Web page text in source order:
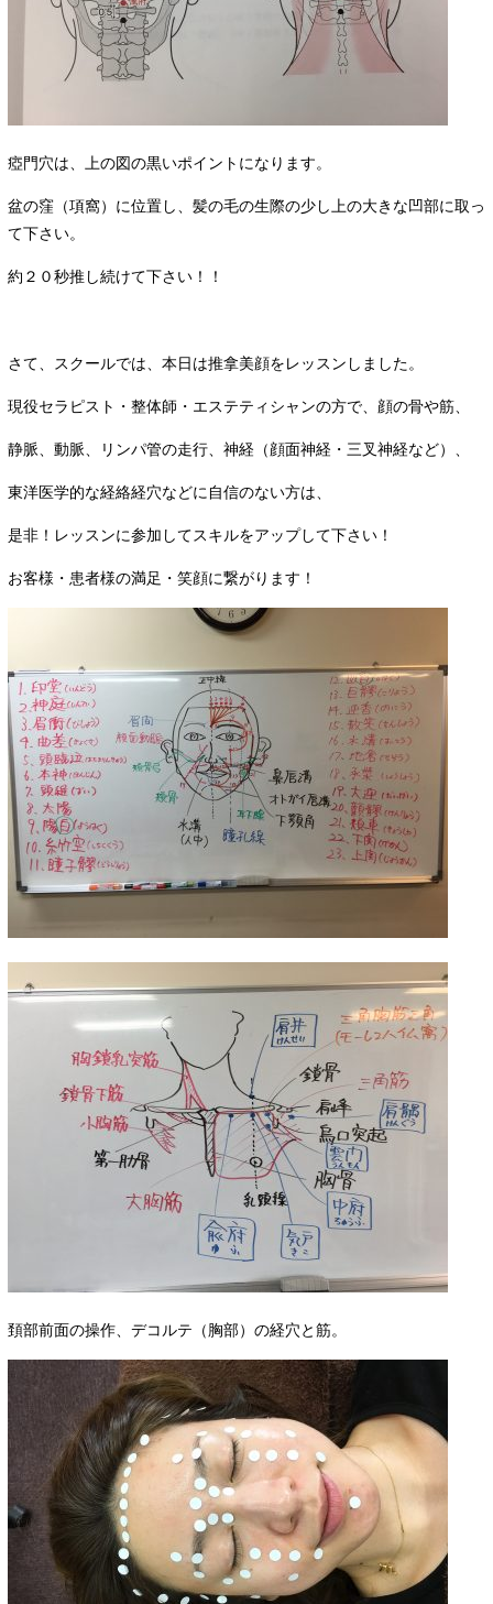
瘂門穴は、上の図の黒いポイントになります。
盆の窪（項窩）に位置し、髪の毛の生際の少し上の大きな凹部に取っ
て下さい。
約２０秒推し続けて下さい！！
さて、スクールでは、本日は推拿美顔をレッスンしました。
現役セラピスト・整体師・エステティシャンの方で、顔の骨や筋、
静脈、動脈、リンパ管の走行、神経（顔面神経・三叉神経など）、
東洋医学的な経絡経穴などに自信のない方は、
是非！レッスンに参加してスキルをアップして下さい！
お客様・患者様の満足・笑顔に繋がります！
頚部前面の操作、デコルテ（胸部）の経穴と筋。